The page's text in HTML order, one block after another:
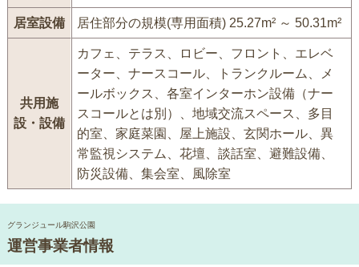
居室設備 居住部分の規模(専用面積) 25.27m² ～ 50.31m²
共用施
設・設備
カフェ、テラス、ロビー、フロント、エレベ
ーター、ナースコール、トランクルーム、メ
ールボックス、各室インターホン設備（ナー
スコールとは別）、地域交流スペース、多目
的室、家庭菜園、屋上施設、玄関ホール、異
常監視システム、花壇、談話室、避難設備、
防災設備、集会室、風除室
グランジュール駒沢公園
運営事業者情報